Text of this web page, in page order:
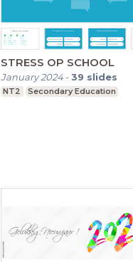
STRESS OP SCHOOL
January 2024-39 slides
NT2 Secondary Education